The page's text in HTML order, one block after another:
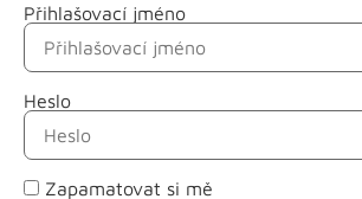
Přihlašovací jméno
Heslo
Zapamatovat si mě
Jméno
Příjmení
E-mail